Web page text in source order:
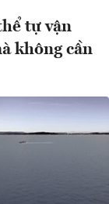
tự vận
không cần